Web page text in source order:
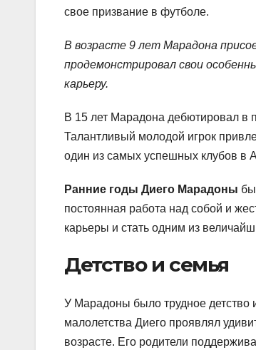
свое призвание в футболе.
В возрасте 9 лет Марадона
продемонстрировал свои
карьеру.
В 15 лет Марадона дебютировал в
Талантливый молодой игрок
один из самых успешных клубов в
Ранние годы Диего Марадоны
постоянная работа над собой и
карьеры и стать одним из
Детство и семья
У Марадоны было трудное детство
малолетства Диего проявлял
возрасте. Его родители